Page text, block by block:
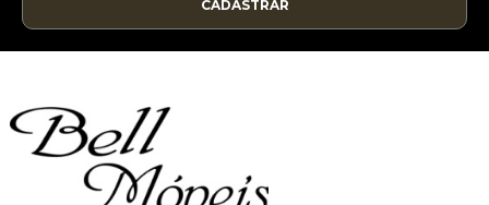
CADASTRAR